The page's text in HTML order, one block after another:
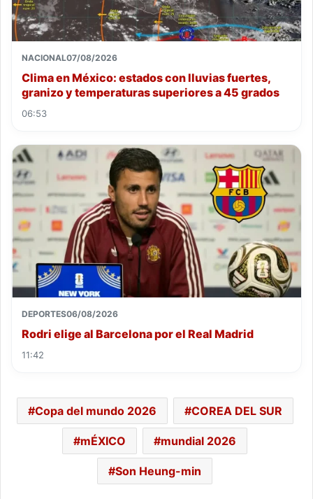
NACIONAL07/08/2026
Clima en México: estados con lluvias fuertes,
granizo y temperaturas superiores a 45 grados
06:53
DEPORTES06/08/2026
Rodri elige al Barcelona por el Real Madrid
11:42
Copa del mundo 2026 COREA DEL SUR
mÉXICO mundial 2026
Son Heung-min